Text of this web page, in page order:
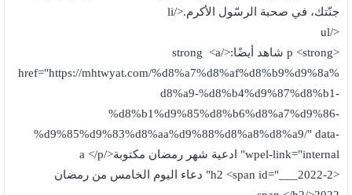
جنّتك، في صحبة الرسّول الأكرم.</li
</ul
<p <strong شاهد أيضًا:</strong <a
href="https://mhtwyat.com/%d8%a7%d8%af%d8%b9%d9%8a%
d8%a9-%d8%b4%d9%87%d8%b1-
%d8%b1%d9%85%d8%b6%d8%a7%d9%86-
%d9%85%d9%83%d8%aa%d9%88%d8%a8%d8%a9/" data-
wpel-link="internal" ادعية شهر رمضان مكتوبة</a </p
<h2 <span id="___2022-2" دعاء اليوم الخامس من رمضان